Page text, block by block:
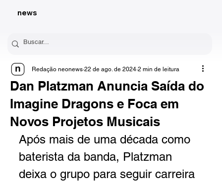
news
Dan Platzman Anuncia Saída do
Imagine Dragons e Foca em
Novos Projetos Musicais
Redação neonews 22 de ago. de 2024 2 min de leitura
Após mais de uma década como
baterista da banda, Platzman
deixa o grupo para seguir carreira